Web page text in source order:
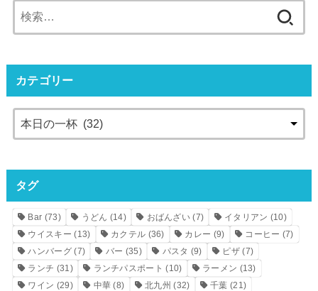
索:
カテゴリー
タグ
Bar (73) うどん (14) おばんざい (7) イタリアン (10)
ウイスキー (13) カクテル (36) カレー (9) コーヒー (7)
ハンバーグ(7) バー (35) パスタ (9) ピザ (7)
ランチ (31) ランチパスポート (10) ラーメン (13)
ワイン (29) 中華 (8) 北九州 (32) 千葉 (21)